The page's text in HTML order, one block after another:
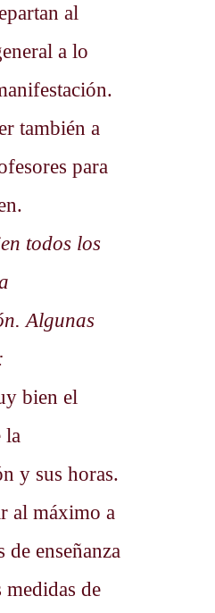
al
a lo
también a
para
todos los
Algunas
bien el
la
y sus horas.
al máximo a
enseñanza
medidas de